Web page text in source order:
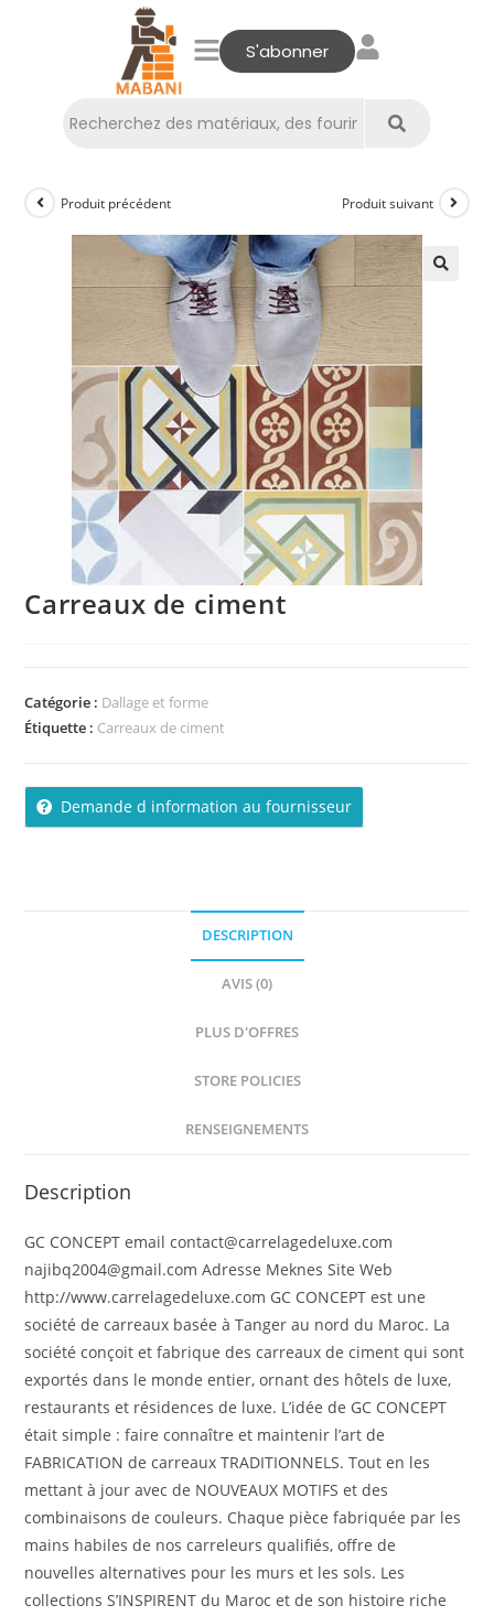
S'abonner
Produit précédent Produit suivant
Carreaux de ciment
Catégorie : Dallage et forme
Étiquette : Carreaux de ciment
Demande d information au fournisseur
DESCRIPTION
AVIS (0)
PLUS D'OFFRES
STORE POLICIES
RENSEIGNEMENTS
Description
GC CONCEPT email contact@carrelagedeluxe.com
najibq2004@gmail.com Adresse Meknes Site Web
http://www.carrelagedeluxe.com GC CONCEPT est une
société de carreaux basée à Tanger au nord du Maroc. La
société conçoit et fabrique des carreaux de ciment qui sont
exportés dans le monde entier, ornant des hôtels de luxe,
restaurants et résidences de luxe. L’idée de GC CONCEPT
était simple : faire connaître et maintenir l’art de
FABRICATION de carreaux TRADITIONNELS. Tout en les
mettant à jour avec de NOUVEAUX MOTIFS et des
combinaisons de couleurs. Chaque pièce fabriquée par les
mains habiles de nos carreleurs qualifiés, offre de
nouvelles alternatives pour les murs et les sols. Les
collections S’INSPIRENT du Maroc et de son histoire riche